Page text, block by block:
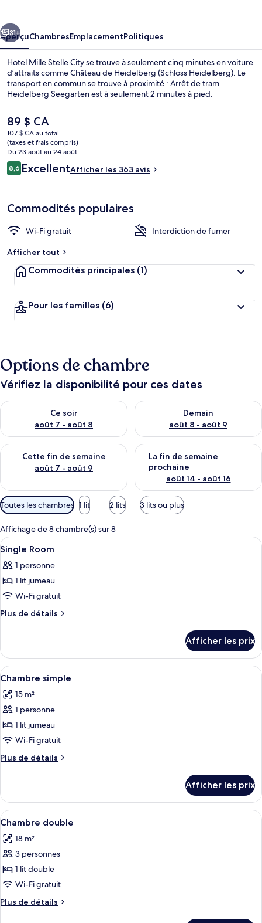
City
Suivant
31+
AperçuChambresEmplacementPolitiques
Hotel Mille Stelle City se trouve à seulement cinq minutes en voiture
d’attraits comme Château de Heidelberg (Schloss Heidelberg). Le
transport en commun se trouve à proximité : Arrêt de tram
Heidelberg Seegarten est à seulement 2 minutes à pied.
Le
prix
actuel
est
de 89 $ CA
89 $ CA
107 $ CA au total
(taxes et frais compris)
Du 23 août au 24 août
Avis
8,68,6 sur 10 –
ExcellentAfficher les 363 avis
Commodités populaires
Wi-Fi gratuit
Interdiction de fumer
Afficher tout
Commodités principales (1)
Pour les familles (6)
Options de chambre
Vérifiez la disponibilité pour ces dates
Ce soir
août 7 - août 8
Vérifier la disponibilité pour ce soir août 7 - août 8
Demain
août 8 - août 9
Vérifier la disponibilité pour
Cette fin de semaine
août 7 - août 9
Vérifier la disponibilité pour cette fin de semaine août 7 -
La fin de semaine
prochaine
août 14 - août 16
Vérifier la disponibilité pour
Filtres
disponibles
pour
les
chambres
Toutes les chambres 1 lit 2 lits 3 lits ou plus
Affichage de 8 chambre(s) sur 8
Afficher
toutes
les
photos
pour
ce
chambre :
Single
Room
Une chambre d’hôtel comprenant
4
Single Room
1 personne
1 lit jumeau
Wi-Fi gratuit
Plus de détails
Plus
Single
Room
Afficher les prix
Afficher
toutes
les
photos
pour
ce
type
de
Chambre
simple
Chambre simple | Bureau, lit de
4
Chambre simple
15 m²
1 personne
1 lit jumeau
Wi-Fi gratuit
Plus de détails
Plus
Chambre
simple
Afficher les prix
Afficher
toutes
les
photos
pour
ce
type
de
Une chambre d’hôtel avec un lit,
5
Chambre double
18 m²
3 personnes
1 lit double
Wi-Fi gratuit
Plus de détails
Plus